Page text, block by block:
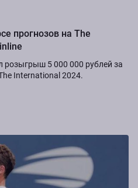
прогнозов на The
розыгрыш 5 000 000 рублей за
International 2024.